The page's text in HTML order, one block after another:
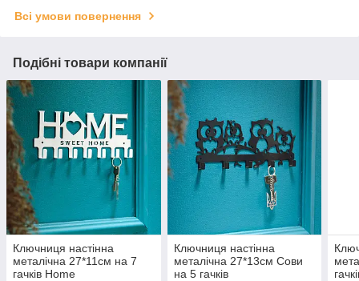
Всі умови повернення
Подібні товари компанії
Ключниця настінна
металічна 27*11см на 7
гачків Home
Ключниця настінна
металічна 27*13см Сови
на 5 гачків